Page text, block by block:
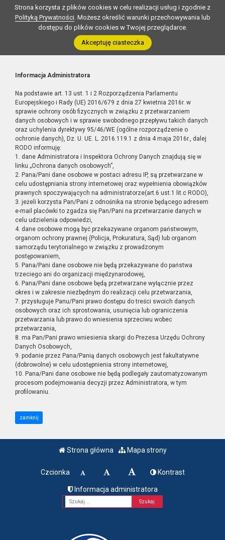
Strona korzysta z plików cookies w celu realizacji usług i zgodnie z
Polityką Prywatności. Możesz określić warunki przechowywania lub
dostępu do plików cookies w Twojej przeglądarce.
Akceptuję ciasteczka
Informacja Administratora
Na podstawie art. 13 ust. 1 i 2 Rozporządzenia Parlamentu
Europejskiego i Rady (UE) 2016/679 z dnia 27 kwietnia 2016r. w
sprawie ochrony osób fizycznych w związku z przetwarzaniem
danych osobowych i w sprawie swobodnego przepływu takich danych
oraz uchylenia dyrektywy 95/46/WE (ogólne rozporządzenie o
ochronie danych), Dz. U. UE. L. 2016.119.1 z dnia 4 maja 2016r., dalej
RODO informuję:
1. dane Administratora i Inspektora Ochrony Danych znajdują się w
linku „Ochrona danych osobowych”,
2. Pana/Pani dane osobowe w postaci adresu IP, są przetwarzane w
celu udostępniania strony internetowej oraz wypełnienia obowiązków
prawnych spoczywających na administratorze(art.6 ust.1 lit.c RODO),
3. jeżeli korzysta Pan/Pani z odnośnika na stronie będącego adresem
e-mail placówki to zgadza się Pan/Pani na przetwarzanie danych w
celu udzielenia odpowiedzi,
4. dane osobowe mogą być przekazywane organom państwowym,
organom ochrony prawnej (Policja, Prokuratura, Sąd) lub organom
samorządu terytorialnego w związku z prowadzonym
postępowaniem,
5. Pana/Pani dane osobowe nie będą przekazywane do państwa
trzeciego ani do organizacji międzynarodowej,
6. Pana/Pani dane osobowe będą przetwarzane wyłącznie przez
okres i w zakresie niezbędnym do realizacji celu przetwarzania,
7. przysługuje Panu/Pani prawo dostępu do treści swoich danych
osobowych oraz ich sprostowania, usunięcia lub ograniczenia
przetwarzania lub prawo do wniesienia sprzeciwu wobec
przetwarzania,
8. ma Pan/Pani prawo wniesienia skargi do Prezesa Urzędu Ochrony
Danych Osobowych,
9. podanie przez Pana/Panią danych osobowych jest fakultatywne
(dobrowolne) w celu udostępnienia strony internetowej,
10. Pana/Pani dane osobowe nie będą podlegały zautomatyzowanym
procesom podejmowania decyzji przez Administratora, w tym
profilowaniu.
zamknij
Strona główna Mapa strony
Czcionka Kontrast
Informacja administratora
Fraza